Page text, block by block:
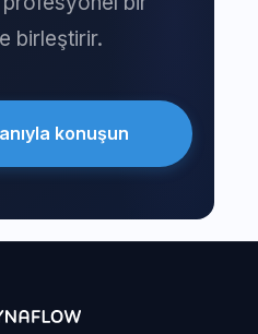
birleştirir.
konuşun